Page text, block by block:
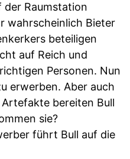
der Raumstation
wahrscheinlich Bieter
beteiligen
auf Reich und
Personen. Nun
erwerben. Aber auch
bereiten Bull
sie?
führt Bull auf die